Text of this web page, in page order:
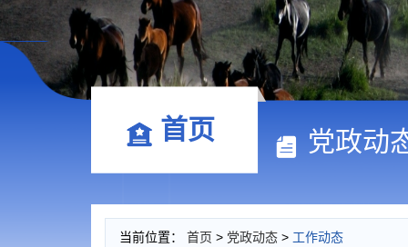
首页 党政动
当前位置： 首页 > 党政动态 > 工作动态